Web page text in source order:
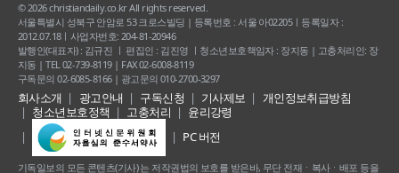
© 2026 christiandaily.co.kr All rights reserved.
서울특별시 성북구 안암로 53 크로스빌딩 | 등록번호 : 서울 아02205ㅣ등록일자 :
2012.07.18ㅣ사업자번호: 204-81-20946
발행인(대표자) : 김규진 ㅣ 편집인 : 김진영 ㅣ청소년보호책임자 : 장지동 | 고충처리인: 장
지동 | TEL 02-739-8119 | FAX 02-6008-8119
구독문의 02-6085-8166 | 광고문의 010-2700-3297
회사소개 광고안내 구독신청 기사제보
개인정보취급방침
청소년보호정책
고충처리
윤리강령
PC 버전
기독일보의 모든 콘텐츠(기사) 는 저작권법의 보호를 받은바, 무단 전재ㆍ복사ㆍ배포 등을